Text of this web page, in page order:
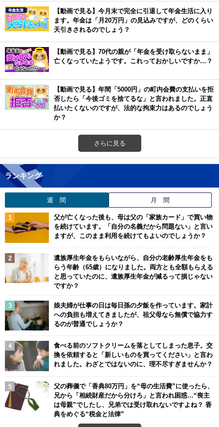
【動画で見る】今月末で完全に引退して年金生活に入り
ます。年金は「月20万円」の見込みですが、どのくらい
天引きされるのでしょう？
【動画で見る】70代の親が「年金を受け取らないまま」
亡くなっていたようです。これっておかしいですか…？
【動画で見る】年間「5000円」の町内会費の支払いを拒
否したら「今後ゴミを捨てるな」と言われました。正直
払いたくないのですが、法的な拘束力はあるのでしょう
か？
さらに見る
ランキング
週 間 月 間
父が亡くなった後も、母は父の「家族カード」で買い物
を続けています。「自分の名義だから問題ない」と言い
ますが、このまま利用を続けてもよいのでしょうか？
遺族厚生年金をもらいながら、自分の老齢厚生年金をも
らう年齢（65歳）になりました。両方とも全額もらえる
と思っていたのに、遺族厚生年金が減るって損じゃない
ですか？
娘夫婦が仕事の日は毎日孫の夕飯を作っています。家計
への負担も増えてきましたが、祖父母なら無償で協力す
るのが普通でしょうか？
食べる前のソフトクリームを落としてしまった息子。交
換を依頼すると「新しいものを買ってください」と言わ
れました。わざとではないのに、理不尽すぎませんか？
父の葬儀で「香典80万円」を“母の生活費”に使ったら、
兄から「相続財産だから分けろ」と言われ困惑…“喪主
は母親”でしたし、兄弟では受け取れないですよね？ 香
典をめぐる“税金と法律”